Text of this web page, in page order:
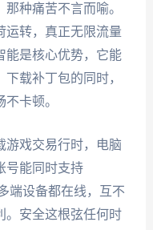
种痛苦不言而喻。
运转，真正无限流量
能是核心优势，它能
载补丁包的同时，
卡顿。
游戏交易行时，电脑
号能同时支持
端设备都在线，互不
。安全这根弦任何时